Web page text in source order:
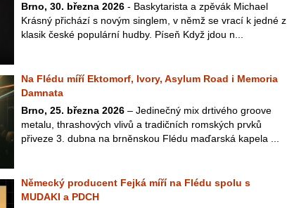
Brno, 30. března 2026 - Baskytarista a zpěvák Michael
Krásný přichází s novým singlem, v němž se vrací k jedné z
klasik české populární hudby. Píseň Když jdou n...
Na Flédu míří Ektomorf, Ivory, Asylum Road i Memoria
Damnata
Brno, 25. března 2026 – Jedinečný mix drtivého groove
metalu, thrashových vlivů a tradičních romských prvků
přiveze 3. dubna na brněnskou Flédu maďarská kapela ...
Německý producent Fejká míří na Flédu spolu s
MUDAKI a PDCH